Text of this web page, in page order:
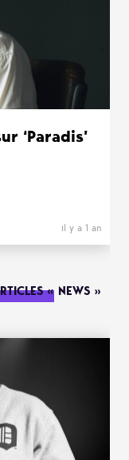
‘Paradis’
il y a 1 an
« NEWS »